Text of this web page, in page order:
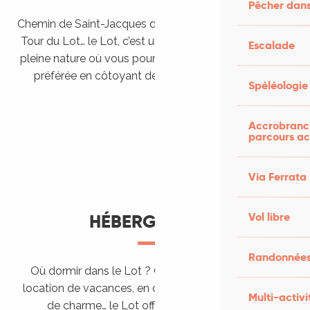
Pêcher
Escalade
Spéléologie
parcours
Via Ferrata
Vol libre
Multi-
Chemin de Saint-Jacques de Compostelle, Véloroutes,
Tour du Lot… le Lot, c’est une véritable destination de
pleine nature où vous pourrez pratiquer votre activité
préférée en côtoyant des paysages grandioses.
HÉBERGEMENTS
Où dormir dans le Lot ? Chez l’habitant, dans une
location de vacances, en camping, ou dans un hôtel
de charme… le Lot offre des hébergements